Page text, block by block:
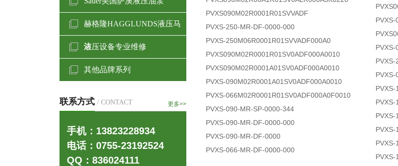
赫格隆HAGGLUNDS液压马
达
液压设备专业维修
其他品牌系列
更多>>
联系方式 / CONTACT
手机：13823228934
电话：0755-23192524
QQ：836024111
PVXS090M02R0001R01SVVADF
PVXS-250-MR-DF-0000-000
PVXS-250M06R0001R01SVVADF000A0
PVXS090M02R0001R01SV0ADF000A0010
PVXS090M02R0001A01SV0ADF000A0010
PVXS-090M02R0001A01SV0ADF000A0010
PVXS-066M02R0001R01SV0ADF000A0F0010
PVXS-090-MR-SP-0000-344
PVXS-090-MR-DF-0000-000
PVXS-090-MR-DF-0000
PVXS-066-MR-DF-0000-000
PVXS-
PVXS-
PVXS-
PVXS-
PVXS-
PVXS-